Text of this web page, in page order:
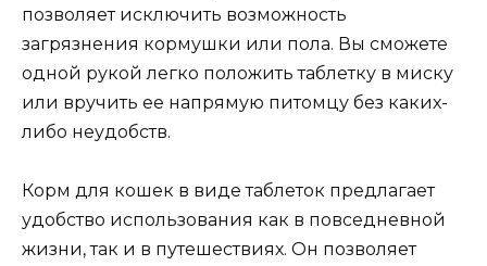
позволяет исключить возможность
загрязнения кормушки или пола. Вы сможете
одной рукой легко положить таблетку в миску
или вручить ее напрямую питомцу без каких-
либо неудобств.
Корм для кошек в виде таблеток предлагает
удобство использования как в повседневной
жизни, так и в путешествиях. Он позволяет